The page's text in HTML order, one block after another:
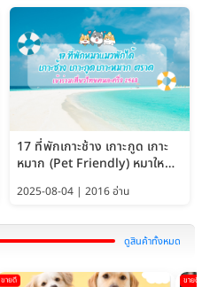
17 ที่พักเกาะช้าง เกาะกูด เกาะ
หมาก (Pet Friendly) หมาใหญ่
2025-08-04 | 2016 อ่าน
ดูสินค้าทั้งหมด
ขายดี ขายดี